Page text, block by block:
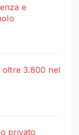
e
oltre 3.800 nel
privato